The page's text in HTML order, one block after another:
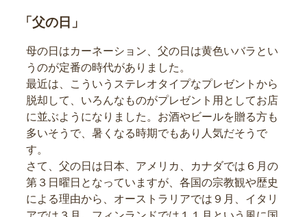
「父の日」
母の日はカーネーション、父の日は黄色いバラとい
うのが定番の時代がありました。
最近は、こういうステレオタイプなプレゼントから
脱却して、いろんなものがプレゼント用としてお店
に並ぶようになりました。お酒やビールを贈る方も
多いそうで、暑くなる時期でもあり人気だそうで
す。
さて、父の日は日本、アメリカ、カナダでは６月の
第３日曜日となっていますが、各国の宗教観や歴史
による理由から、オーストラリアでは９月、イタリ